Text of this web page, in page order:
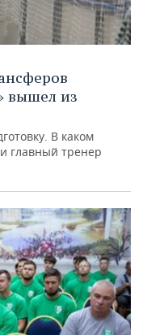
вышел из
В каком
главный тренер